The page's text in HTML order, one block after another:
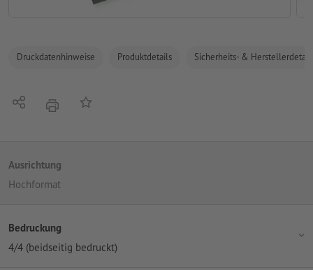
Druckdatenhinweise Produktdetails Sicherheits- &
Teilen DruckenAuf die Merkliste
Ausrichtung
Hochformat
Bedruckung
4/4 (beidseitig bedruckt)